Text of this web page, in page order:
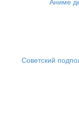
Советский